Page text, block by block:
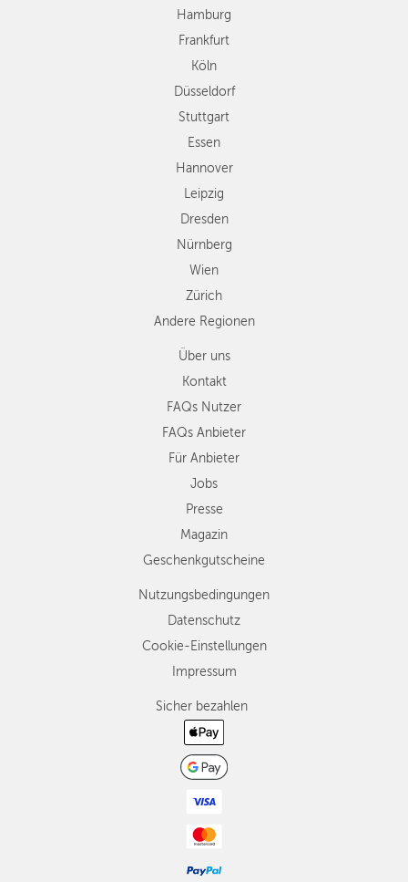
Essen
Dresden
Nürnberg
Wien
Zürich
Andere
Regionen
Hamburg
Frankfurt
Köln
Düsseldorf
Stuttgart
Essen
Hannover
Leipzig
Dresden
Nürnberg
Wien
Zürich
Andere Regionen
Über uns
Kontakt
FAQs Nutzer
FAQs Anbieter
Für Anbieter
Jobs
Presse
Magazin
Geschenkgutscheine
Nutzungsbedingungen
Datenschutz
Cookie-Einstellungen
Impressum
Sicher bezahlen